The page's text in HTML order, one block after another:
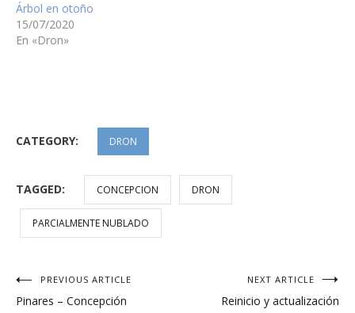
Árbol en otoño
15/07/2020
En «Dron»
CATEGORY: DRON
TAGGED: CONCEPCION DRON
PARCIALMENTE NUBLADO
Navegación
PREVIOUS ARTICLE
Pinares – Concepción
NEXT ARTICLE
Reinicio y actualización